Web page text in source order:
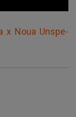
x Noua Unspe-